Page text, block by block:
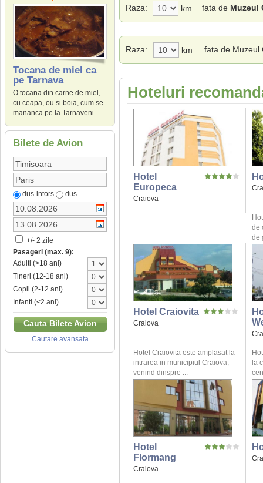
Tocana de miel ca
pe Tarnava
O tocana din carne de miel,
cu ceapa, ou si boia, cum se
mananca pe la Tarnaveni. ...
Bilete de Avion
dus-intors dus
+/- 2 zile
Pasageri (max. 9):
Adulti (>18 ani)
Tineri (12-18 ani)
Copii (2-12 ani)
Infanti (<2 ani)
Cauta Bilete Avion
Cautare avansata
Raza: km fata de Muzeul
Raza: km fata de Muzeul
Hoteluri
Hotel
Europeca
Craiova
de
de
Hotel Craiovita
Craiova
Hotel Craiovita este amplasat la
intrarea in municipiul Craiova,
venind dinspre ...
la
Hotel
Flormang
Craiova